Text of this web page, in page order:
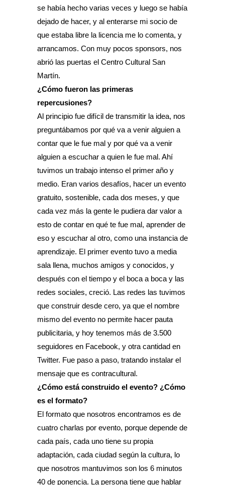
se había hecho varias veces y luego se había
dejado de hacer, y al enterarse mi socio de
que estaba libre la licencia me lo comenta, y
arrancamos. Con muy pocos sponsors, nos
abrió las puertas el Centro Cultural San
Martín.
¿Cómo fueron las primeras
repercusiones?
Al principio fue difícil de transmitir la idea, nos
preguntábamos por qué va a venir alguien a
contar que le fue mal y por qué va a venir
alguien a escuchar a quien le fue mal. Ahí
tuvimos un trabajo intenso el primer año y
medio. Eran varios desafíos, hacer un evento
gratuito, sostenible, cada dos meses, y que
cada vez más la gente le pudiera dar valor a
esto de contar en qué te fue mal, aprender de
eso y escuchar al otro, como una instancia de
aprendizaje. El primer evento tuvo a media
sala llena, muchos amigos y conocidos, y
después con el tiempo y el boca a boca y las
redes sociales, creció. Las redes las tuvimos
que construir desde cero, ya que el nombre
mismo del evento no permite hacer pauta
publicitaria, y hoy tenemos más de 3.500
seguidores en Facebook, y otra cantidad en
Twitter. Fue paso a paso, tratando instalar el
mensaje que es contracultural.
¿Cómo está construido el evento? ¿Cómo
es el formato?
El formato que nosotros encontramos es de
cuatro charlas por evento, porque depende de
cada país, cada uno tiene su propia
adaptación, cada ciudad según la cultura, lo
que nosotros mantuvimos son los 6 minutos
40 de ponencia. La persona tiene que hablar